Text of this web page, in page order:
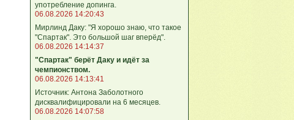
употребление допинга.
06.08.2026 14:20:43
Мирлинд Даку: "Я хорошо знаю, что такое
"Спартак". Это большой шаг вперёд".
06.08.2026 14:14:37
"Спартак" берёт Даку и идёт за
чемпионством.
06.08.2026 14:13:41
Источник: Антона Заболотного
дисквалифицировали на 6 месяцев.
06.08.2026 14:07:58